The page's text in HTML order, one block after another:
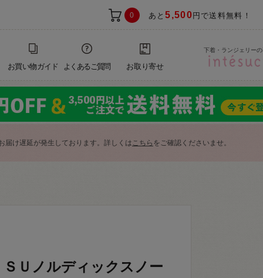
0 あと5,500 円で送料無料！
お買い物ガイド よくあるご質問 お取り寄せ
下着・ランジェリー
届け遅延が発生しております。詳しくはこちら をご確認くださいませ。
Ｕノルディックスノー